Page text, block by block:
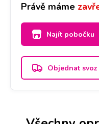
Právě máme
Najít pobočku
Objednat